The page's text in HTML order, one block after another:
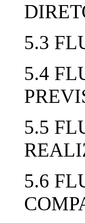
5.3
5.4
5.5
5.6